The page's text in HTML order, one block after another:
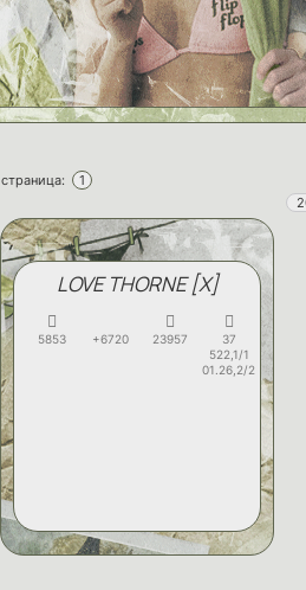
страница:
1
LOVE THORNE [X]
5853 +6720 23957
37
522,1/1
01.26,2/2